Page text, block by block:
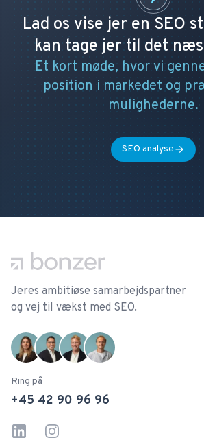
Lad os vise jer en SEO
kan tage jer til det
Et kort møde, hvor vi
position i markedet og
mulighederne.
SEO analyse
Jeres ambitiøse samarbejdspartner
og vej til vækst med SEO.
Ring på
+45 42 90 96 96
LinkedinInstagram